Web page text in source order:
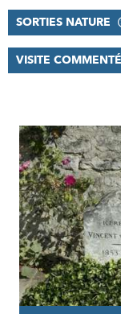
SORTIES NATURE
VISITE
RÉSULTATS